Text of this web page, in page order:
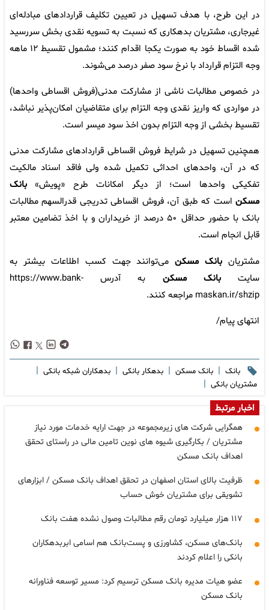
در این طرح، با هدف تسهیل در تعیین تکلیف قراردادهای مبادله‌ای
غیرجاری، مشتریان بدهکاری که نسبت به تسویه نقدی بخش سررسید
شده اقساط خود به صورت یکجا اقدام کنند؛ مشمول تقسیط ۱۲ ماهه
وجه التزام قرارداد با نرخ سود صفر درصد می‌شوند.
در خصوص مطالبات ناشی از مشارکت مدنی(فروش اقساطی واحدها)
در مواردی که واریز نقدی وجه التزام برای متقاضیان امکان‌پذیر نباشد،
تقسیط بخشی از وجه التزام بدون اخذ سود میسر است.
همچنین تسهیل در شرایط فروش اقساطی قراردادهای مشارکت مدنی
که در آن، واحدهای احداثی تکمیل شده ولی فاقد اسناد مالکیت
تفکیکی واحدها است؛ از دیگر امکانات طرح «پویش» بانک
مسکن است که طبق آن، فروش اقساطی تدریجی قدرالسهم مطالبات
بانک با حضور حداقل ۵۰ درصد از خریداران و با اخذ تضامین معتبر
قابل انجام است.
مشتریان بانک مسکنمی‌توانند جهت کسب اطلاعات بیشتر به
سایتبانک مسکن به آدرس https://www.bank-
maskan.ir/shzip مراجعه کنند.
انتهای پیام/
بانک | بانک مسکن | بدهکار بانکی | بدهکاران شبکه بانکی |
مشتریان بانکی |
اخبار مرتبط
همگرایی شرکت های زیرمجموعه در جهت ارایه خدمات مورد نیاز
مشتریان / بکارگیری شیوه های نوین تامین مالی در راستای تحقق
اهداف بانک مسکن
ظرفیت بالای استان اصفهان در تحقق اهداف بانک مسکن / ابزارهای
تشویقی برای مشتریان خوش حساب
۱۱۷ هزار میلیارد تومان رقم مطالبات وصول نشده هفت بانک
بانک‌های مسکن، کشاورزی و پست‌بانک هم اسامی ابربدهکاران
بانکی را اعلام کردند
عضو هیات مدیره بانک مسکن ترسیم کرد: مسیر توسعه فناورانه
بانک مسکن